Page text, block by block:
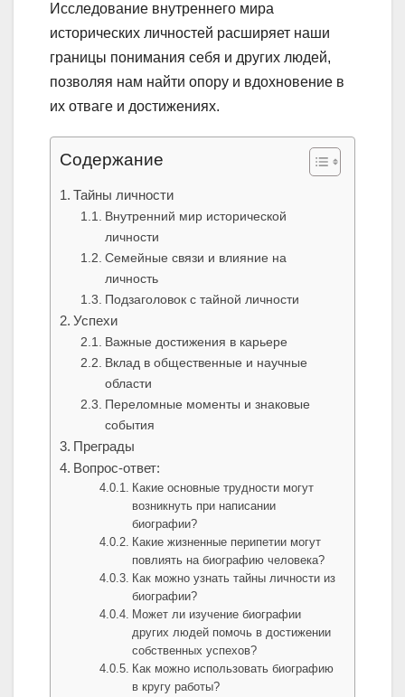
Исследование внутреннего мира
исторических личностей расширяет наши
границы понимания себя и других людей,
позволяя нам найти опору и вдохновение в
их отваге и достижениях.
Содержание
Тайны личности
Внутренний мир исторической
личности
Семейные связи и влияние на
личность
Подзаголовок с тайной личности
Успехи
Важные достижения в карьере
Вклад в общественные и научные
области
Переломные моменты и знаковые
события
Преграды
Вопрос-ответ:
Какие основные трудности могут
возникнуть при написании
биографии?
Какие жизненные перипетии могут
повлиять на биографию человека?
Как можно узнать тайны личности из
биографии?
Может ли изучение биографии
других людей помочь в достижении
собственных успехов?
Как можно использовать биографию
в кругу работы?